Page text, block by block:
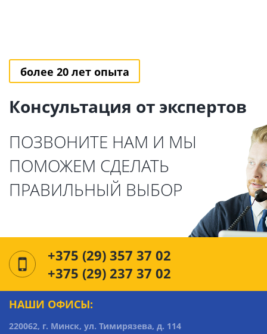
более 20 лет опыта
Консультация от экспертов
ПОЗВОНИТЕ НАМ И МЫ
ПОМОЖЕМ СДЕЛАТЬ
ПРАВИЛЬНЫЙ ВЫБОР
+375 (29) 357 37 02
+375 (29) 237 37 02
НАШИ ОФИСЫ:
220062, г. Минск, ул. Тимирязева, д. 114